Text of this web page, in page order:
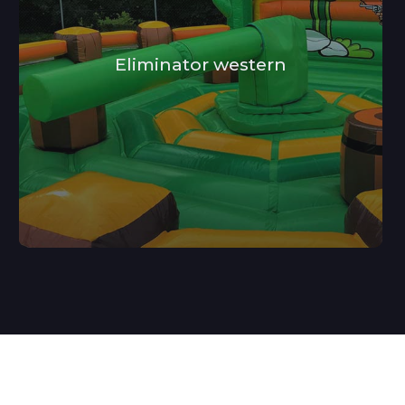
Eliminator western